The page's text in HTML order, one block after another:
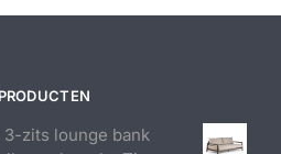
3-zits lounge bank